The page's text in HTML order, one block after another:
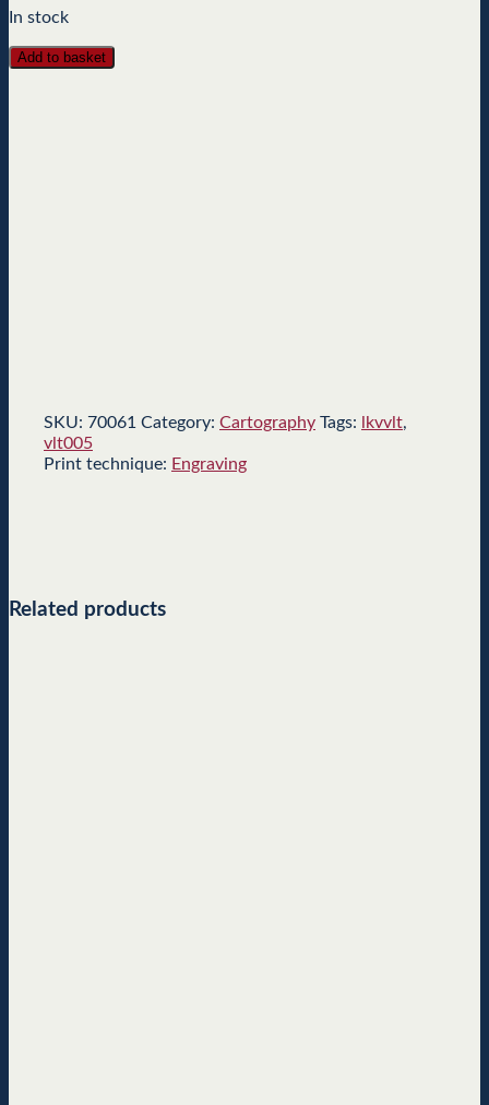
In stock
Add to basket
SKU: 70061 Category: Cartography Tags: lkvvlt,
vlt005
Print technique: Engraving
Related products